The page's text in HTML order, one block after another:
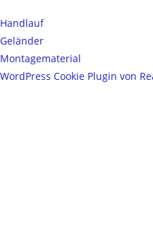
Handlauf
Geländer
Montagematerial
WordPress Cookie Plugin von